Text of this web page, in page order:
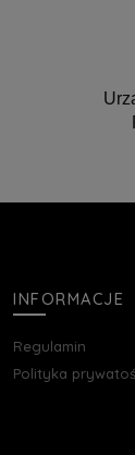
INFORMACJE
Regulamin
Polityka